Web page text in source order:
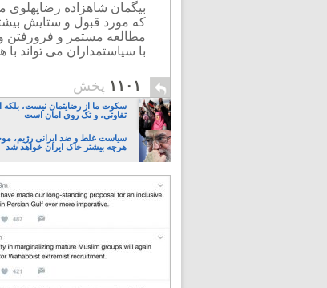
بیگمان شاهزاده
که مورد قبول و ستایش
مطالعه مستمر و
با سیاستمداران می تواند
۱۱۰۱ پخش
سکوت ما از رضایتمان نیست، بلکه
تفاوتی، و تک روی امان است
سیاست غلط و ضد ایرانی رژیم،
هرچه بیشتر خاک ایران خواهد شد